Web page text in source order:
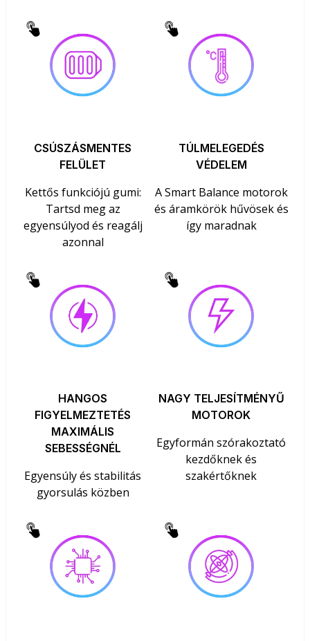
CSÚSZÁSMENTES
FELÜLET
Kettős funkciójú gumi:
Tartsd meg az
egyensúlyod és reagálj
azonnal
TÚLMELEGEDÉS
VÉDELEM
A Smart Balance motorok
és áramkörök hűvösek és
így maradnak
HANGOS
FIGYELMEZTETÉS
MAXIMÁLIS
SEBESSÉGNÉL
Egyensúly és stabilitás
gyorsulás közben
NAGY TELJESÍTMÉNYŰ
MOTOROK
Egyformán szórakoztató
kezdőknek és
szakértőknek